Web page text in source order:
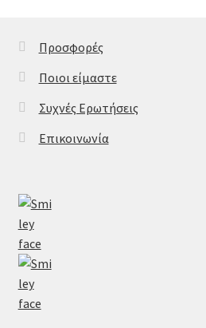
Προσφορές
Ποιοι είμαστε
Συχνές Ερωτήσεις
Επικοινωνία